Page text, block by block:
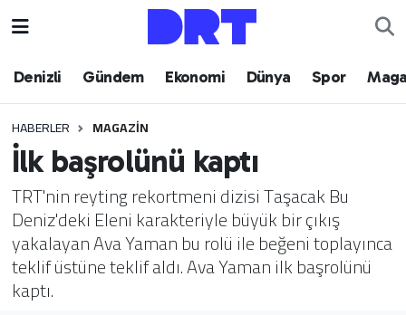
Denizli Gündem Ekonomi Dünya Spor
HABERLER MAGAZIN
İlk başrolünü kaptı
TRT'nin reyting rekortmeni dizisi Taşacak Bu
Deniz'deki Eleni karakteriyle büyük bir çıkış
yakalayan Ava Yaman bu rolü ile beğeni toplayınca
teklif üstüne teklif aldı. Ava Yaman ilk başrolünü
kaptı.
Denizli
Ekonomi
Dünya
Spor
Magazin
Hava Durumu
Trafik Durumu
Puan Durumu ve Fikstür
Tüm Manşetler
Son Dakika Haberleri
Haber Arşivi